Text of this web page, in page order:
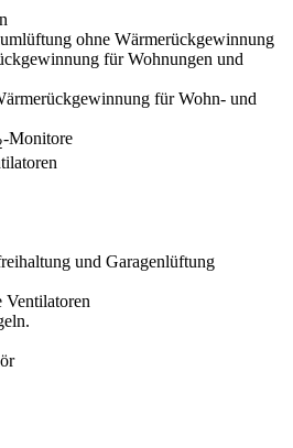
ohne Wärmerückgewinnung
für Wohnungen und
für Wohn- und
-Monitore
und Garagenlüftung
Ventilatoren